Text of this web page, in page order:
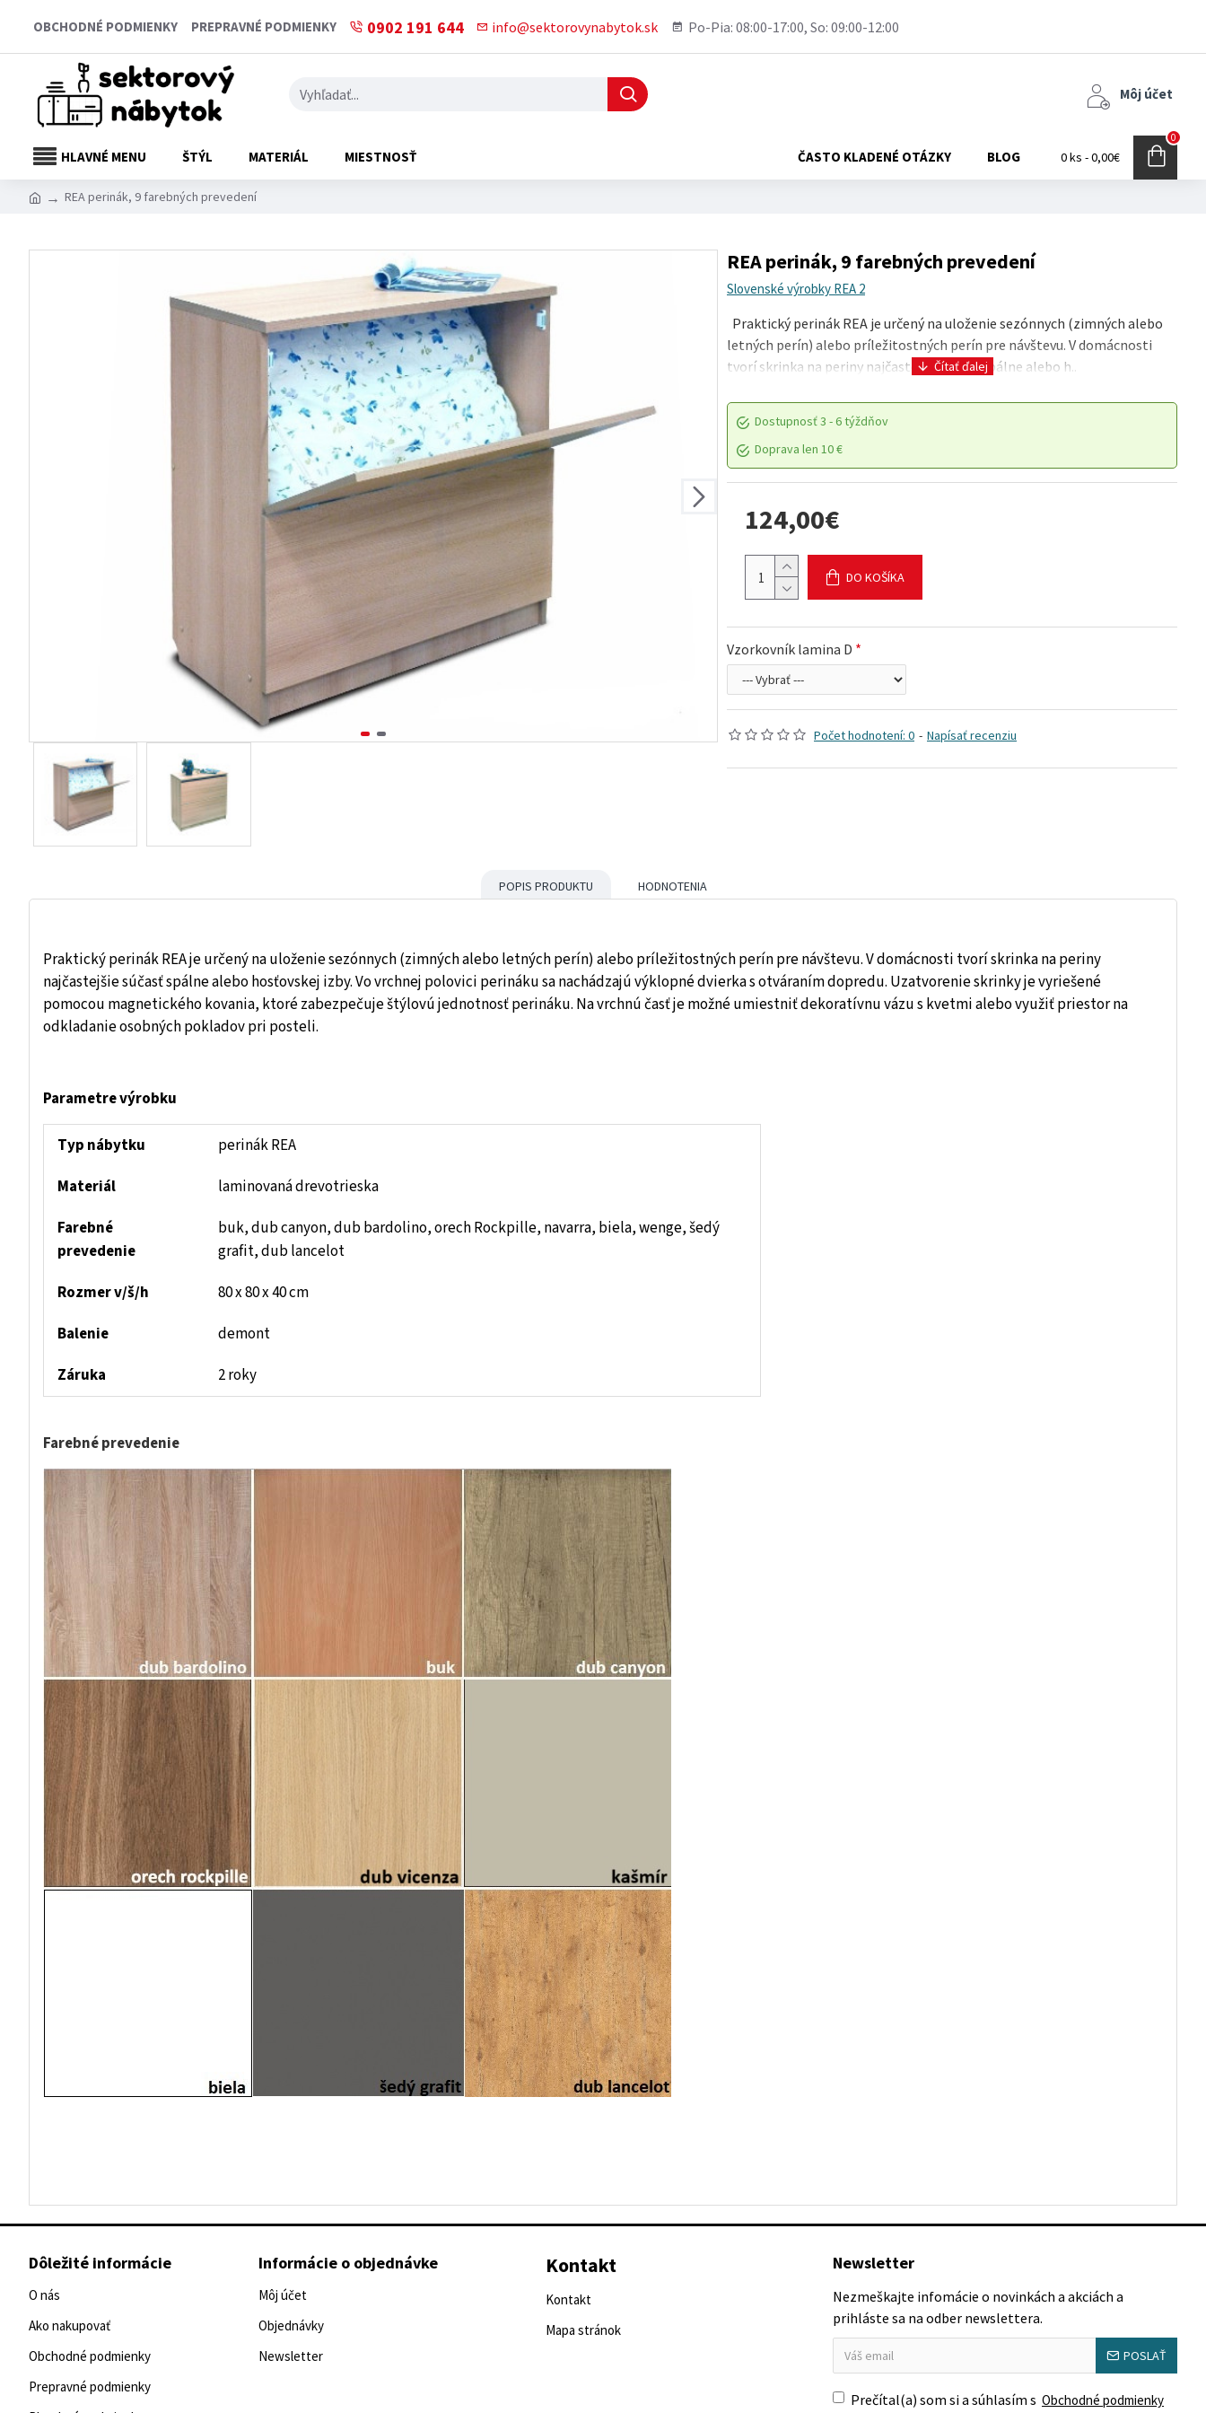
OBCHODNÉ PODMIENKY PREPRAVNÉ PODMIENKY 0902 191 644 info@sektorovynabytok.sk Po-Pia: 08:00-17:00, So: 09:00-12:00
Môj účet
HLAVNÉ MENU ŠTÝL MATERIÁL MIESTNOSŤ ČASTO KLADENÉ OTÁZKY BLOG 0 ks - 0,00€
0
REA perinák, 9 farebných prevedení
REA perinák, 9 farebných prevedení
Slovenské výrobky REA 2
Praktický perinák REA je určený na uloženie sezónnych (zimných alebo
letných perín) alebo príležitostných perín pre návštevu. V domácnosti
tvorí skrinka na periny najčastejšie súčasť spálne alebo h..
Dostupnosť3 - 6 týždňov
Doprava len 10 €
Počet hodnotení: 0 - Napísať recenziu
124,00€
Vzorkovník lamina D
DO KOŠÍKA
POPIS PRODUKTU HODNOTENIA
Praktický perinák REA je určený na uloženie sezónnych (zimných alebo letných perín) alebo príležitostných perín pre návštevu. V domácnosti tvorí skrinka na periny
najčastejšie súčasť spálne alebo hosťovskej izby. Vo vrchnej polovici perináku sa nachádzajú výklopné dvierka s otváraním dopredu. Uzatvorenie skrinky je vyriešené
pomocou magnetického kovania, ktoré zabezpečuje štýlovú jednotnosť perináku. Na vrchnú časť je možné umiestniť dekoratívnu vázu s kvetmi alebo využiť priestor na
odkladanie osobných pokladov pri posteli.
Parametre výrobku
Typ nábytku
perinák REA
Materiál
laminovaná drevotrieska
Farebné
prevedenie
buk, dub canyon, dub bardolino, orech Rockpille, navarra, biela, wenge, šedý
grafit, dub lancelot
Rozmer v/š/h
80 x 80 x 40 cm
Balenie
demont
Záruka
2 roky
Farebné prevedenie
Dôležité informácie
O nás
Ako nakupovať
Obchodné podmienky
Prepravné podmienky
Informácie o objednávke
Môj účet
Objednávky
Newsletter
Kontakt
Kontakt
Mapa stránok
Newsletter
Nezmeškajte infomácie o novinkách a akciách a
prihláste sa na odber newslettera.
POSLAŤ
Prečítal(a) som si a súhlasím s Obchodné podmienky